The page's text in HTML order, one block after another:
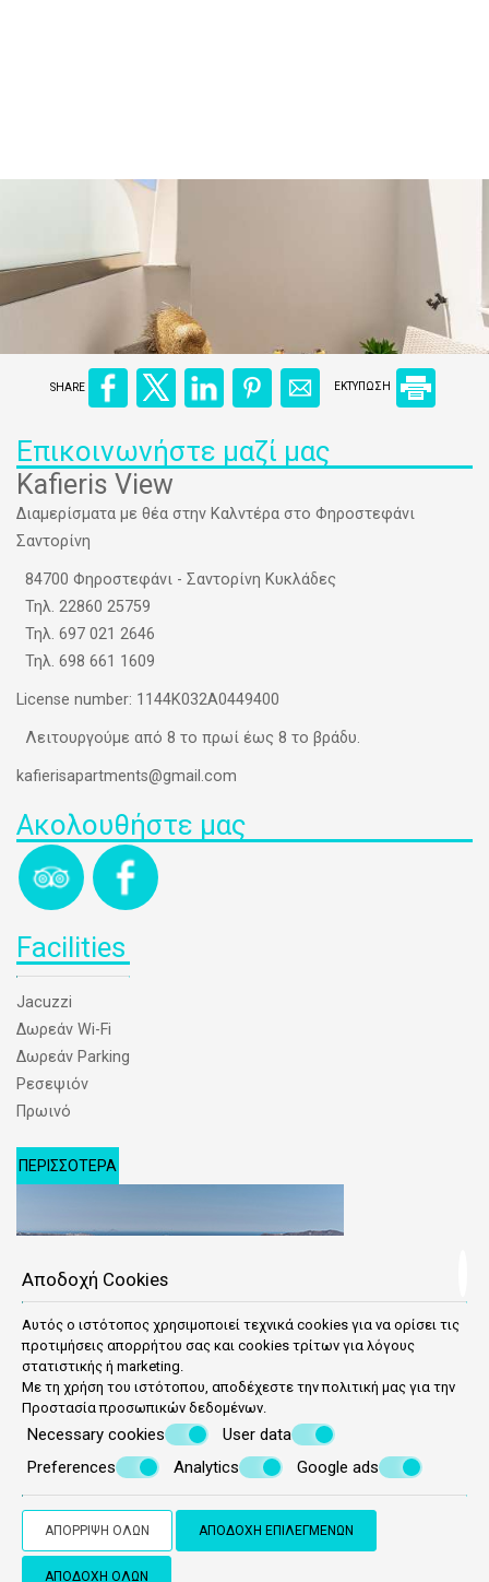
SHARE ΕΚΤΥΠΩΣΗ
Επικοινωνήστε μαζί μας
Kafieris View
Διαμερίσματα με θέα στην Καλντέρα στο Φηροστεφάνι
Σαντορίνη
84700 Φηροστεφάνι - Σαντορίνη Κυκλάδες
Τηλ. 22860 25759
Τηλ. 697 021 2646
Τηλ. 698 661 1609
License number: 1144K032A0449400
Λειτουργούμε από 8 το πρωί έως 8 το βράδυ.
kafierisapartments@gmail.com
Ακολουθήστε μας
Facilities
Jacuzzi
Δωρεάν Wi-Fi
Δωρεάν Parking
Ρεσεψιόν
Πρωινό
ΠΕΡΙΣΣΌΤΕΡΑ
Πληροφορίες κράτησης
© Powered by Marinet
Αποδοχή Cookies
Αυτός ο ιστότοπος χρησιμοποιεί τεχνικά cookies για να ορίσει τις
προτιμήσεις απορρήτου σας και cookies τρίτων για λόγους
στατιστικής ή marketing.
Με τη χρήση του ιστότοπου, αποδέχεστε την πολιτική μας για την
Προστασία προσωπικών δεδομένων.
Necessary cookies
User data
Preferences
Analytics Google ads
ΑΠΌΡΡΙΨΗ ΌΛΩΝ ΑΠΟΔΟΧΉ ΕΠΙΛΕΓΜΈΝΩΝ
ΑΠΟΔΟΧΉ ΌΛΩΝ